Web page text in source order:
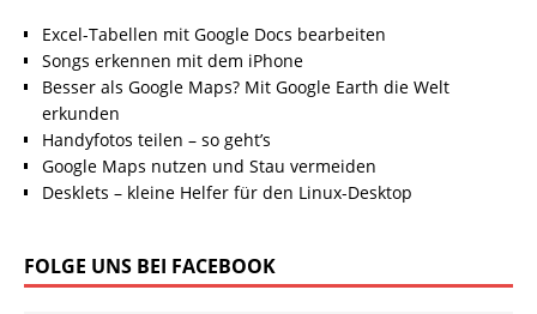
Excel-Tabellen mit Google Docs bearbeiten
Songs erkennen mit dem iPhone
Besser als Google Maps? Mit Google Earth die Welt
erkunden
Handyfotos teilen – so geht’s
Google Maps nutzen und Stau vermeiden
Desklets – kleine Helfer für den Linux-Desktop
FOLGE UNS BEI FACEBOOK